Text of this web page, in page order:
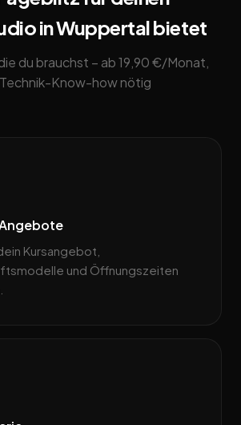
in Wuppertal bietet
du brauchst – ab 19,90 €/Monat,
Know-how nötig
Kursangebot,
und Öffnungszeiten